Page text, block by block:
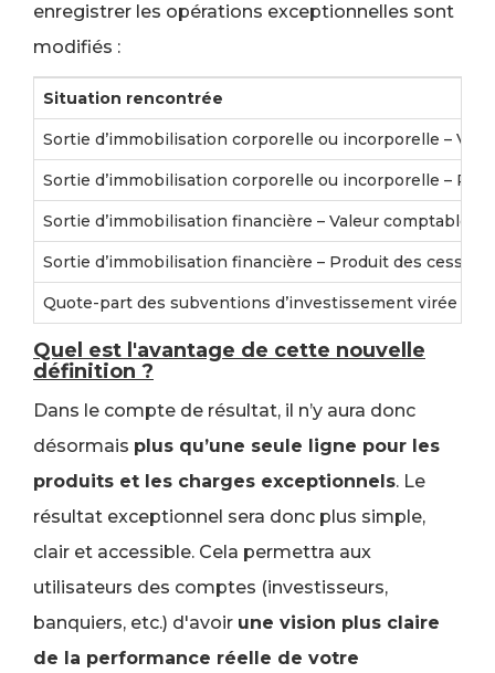
enregistrer les opérations exceptionnelles sont
modifiés :
Situation rencontrée
Sortie d’immobilisation corporelle ou incorporelle –
Sortie d’immobilisation corporelle ou incorporelle –
Sortie d’immobilisation financière – Valeur comptable
Sortie d’immobilisation financière – Produit des
Quote-part des subventions d’investissement virée au
Quel est l'avantage de cette nouvelle
définition ?
Dans le compte de résultat, il n’y aura donc
désormais plus qu’une seule ligne pour les
produits et les charges exceptionnels. Le
résultat exceptionnel sera donc plus simple,
clair et accessible. Cela permettra aux
utilisateurs des comptes (investisseurs,
banquiers, etc.) d'avoir une vision plus claire
de la performance réelle de votre